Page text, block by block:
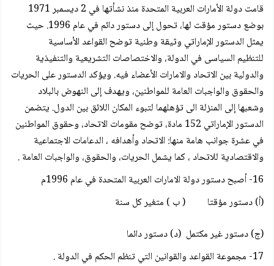
قامت دولة الأمارات العربية المتحدة منذ نشأتها في 2 ديسمبر 1971
بوضع دستور مؤقت لها، تحول إلى دستور دائم في عام 1996. حيث
يمثل الدستور الإماراتي وثيقة وطنية توضح القواعد الأساسية
للتنظيم السياسى في الدولة، والاختصاصات التشريعية والتنفيذية
والدولية بين الاتحاد والامارات الأعضاء فيه. ويؤكد الدستور على الحريات
والحقوق والواجبات العامة للمواطنين، ويهدف إلى النهوض بالبلاد
وشعبها إلى المنزلة الى تؤهلهما لتبوء المكان اللائق بين الدول. يتضمن
الدستور الإماراتي 152 مادة، توضح مقومات الاتحاد، وحقوق المواطنين
في عشرة جوانب هامة منها: الاتحاد وأهدافه ، الدعامات الاجتماعية
والاقتصادية للاتحاد ، كما يشمل الحريات، والحقوق، والواجبات العامة .
16- أصبح دستور دولة الامارات العربية المتحدة في عام 1996م
(أ) دستور مؤقتا ( ب ) متغير كل سنة
(ج) دستور غير مكتمل (د) دستور دائما
17- مجموعة القواعد والقوانين التي تنظم الحكم في الدولة .